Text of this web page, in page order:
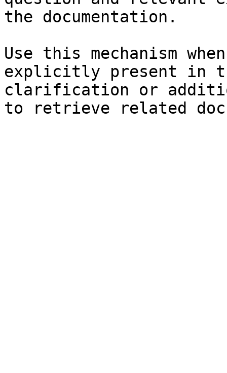
the documentation.
Use this mechanism
explicitly present in
clarification or